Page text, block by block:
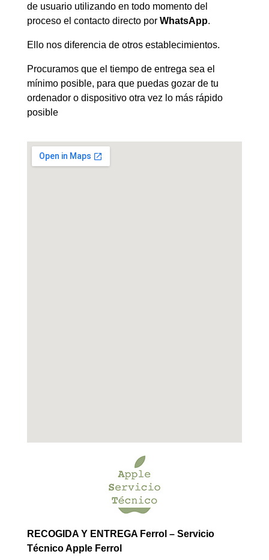
de usuario utilizando en todo momento del
proceso el contacto directo por WhatsApp.
Ello nos diferencia de otros establecimientos.
Procuramos que el tiempo de entrega sea el
mínimo posible, para que puedas gozar de tu
ordenador o dispositivo otra vez lo más rápido
posible
RECOGIDA Y ENTREGA Ferrol – Servicio
Técnico Apple Ferrol